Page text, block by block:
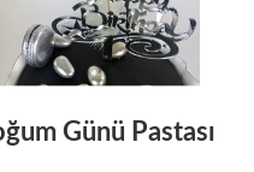
Günü Pastası